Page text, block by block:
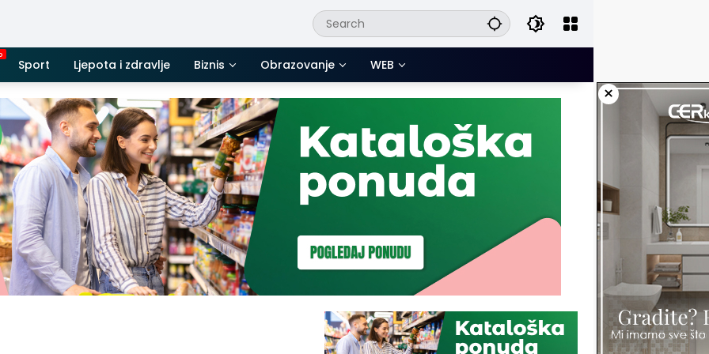
Sport Ljepota i zdravlje Biznis Obrazovanje WEB
×